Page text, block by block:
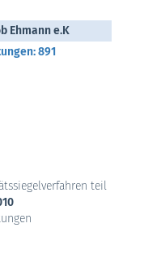
Ehmann e.K
891
teil